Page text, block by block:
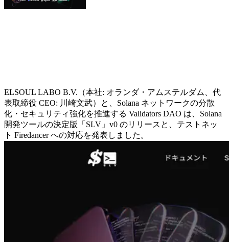
ELSOUL LABO B.V.（本社: オランダ・アムステルダム、代
表取締役 CEO: 川崎文武）と、Solana ネットワークの分散
化・セキュリティ強化を推進する Validators DAO は、Solana
開発ツールの決定版「SLV」v0 のリリースと、テストネッ
ト Firedancer への対応を発表しました。